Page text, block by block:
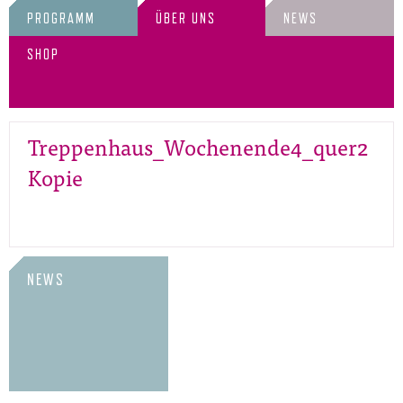
PROGRAMM ÜBER UNS NEWS
SHOP
Treppenhaus_Wochenende4_quer2
Kopie
NEWS